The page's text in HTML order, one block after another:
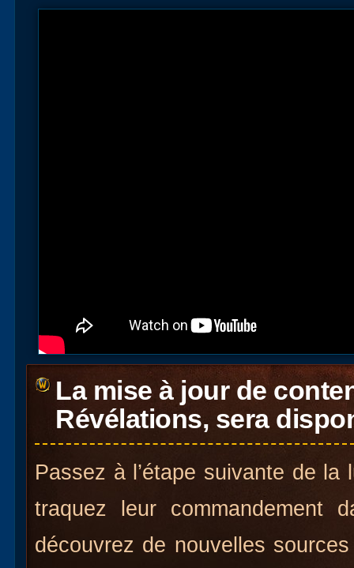
La mise à jour de
Révélations, sera
Passez à l’étape suivante de
traquez leur commandement
découvrez de nouvelles